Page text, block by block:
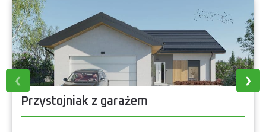
Przystojniak z garażem